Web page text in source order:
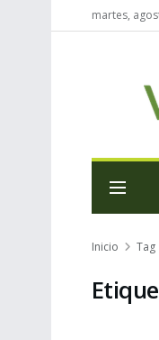
martes,
Inicio Tag